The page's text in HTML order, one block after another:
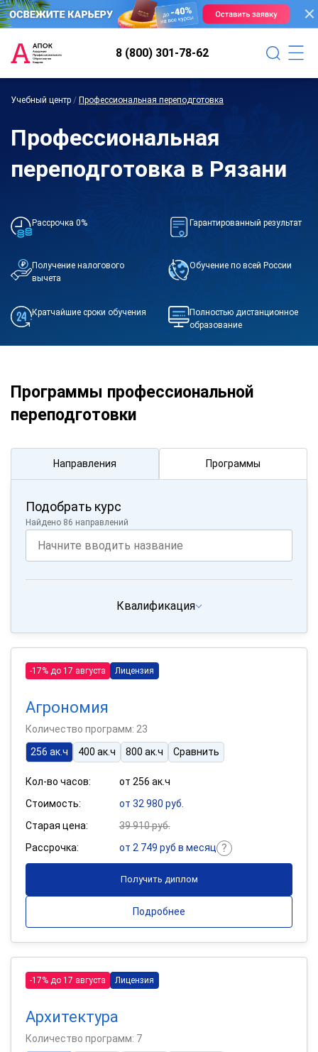
8 (800) 301-78-62
Учебный центр / Профессиональная переподготовка
Профессиональная
переподготовка в Рязани
Рассрочка 0% Гарантированный результат
Получение налогового
вычета
Обучение по всей России
Кратчайшие сроки обучения
Полностью дистанционное
образование
Программы профессиональной
переподготовки
Направления Программы
Подобрать курс
Найдено 86 направлений
Квалификация
-17% до 17 августа Лицензия
Агрономия
Количество программ: 23
256 ак.ч
400 ак.ч 800 ак.ч Сравнить
Кол-во часов:
от 256 ак.ч
Стоимость:
от 32 980 руб.
Старая цена:
39 910 руб.
Рассрочка:
от 2 749 руб в месяц
Получить диплом
Подробнее
-17% до 17 августа Лицензия
Архитектура
Количество программ: 7